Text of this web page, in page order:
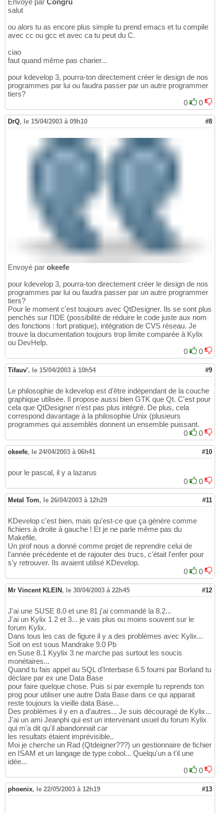
salut
ou alors tu as encore plus simple tu prend emacs et tu compile
avec cc ou gcc et avec ca tu peut du C.
ciao
faut quand même pas charier...
pour kdevelop 3, pourra-ton directement créer le design de nos
programmes par lui ou faudra passer par un autre programmer
tiers?
0
0
DrQ, le 15/04/2003 à 09h10 #8
Envoyé par okeefe
pour kdevelop 3, pourra-ton directement créer le design de nos
programmes par lui ou faudra passer par un autre programmer
tiers?
Pour le moment c'est toujours avec QtDesigner. Ils se sont plus
penchés sur l'IDE (possibilité de réduire le code juste aux nom
des fonctions : fort pratique), intégration de CVS réseau. Je
trouve la documentation toujours trop limite comparée à Kylix
ou DevHelp.
0
0
Tifauv', le 15/04/2003 à 10h54 #9
Le philosophie de kdevelop est d'être indépendant de la couche
graphique utilisée. Il propose aussi bien GTK que Qt. C'est pour
cela que QtDesigner n'est pas plus intégré. De plus, cela
correspond davantage à la philosophie Unix (plusieurs
programmes qui assemblés donnent un ensemble puissant.
0
0
okeefe, le 24/04/2003 à 06h41 #10
pour le pascal, il y a lazarus
0
0
Metal Tom, le 26/04/2003 à 12h29 #11
KDevelop c'est bien, mais qu'est-ce que ça génère comme
fichiers à droite à gauche ! Et je ne parle même pas du
Makefile.
Un prof nous a donné comme projet de reprendre celui de
l'année précédente et de rajouter des trucs, c'était l'enfer pour
s'y retrouver. Ils avaient utilisé KDevelop.
0
0
Mr Vincent KLEIN , le 30/04/2003 à 22h45 #12
J'ai une SUSE 8.0 et une 81 j'ai commandé la 8.2...
J'ai un Kylix 1 2 et 3... je vais plus ou moins souvent sur le
forum Kylix.
Dans tous les cas de figure il y a des problèmes avec Kylix...
Soit on est sous Mandrake 9.0 Pb
en Suse 8.1 Kyylix 3 ne marche pas surtout les soucis
monétaires...
Quand tu fais appel au SQL d'Interbase 6.5 fourni par Borland tu
déclare par ex une Data Base
pour faire quelque chose. Puis si par exemple tu reprends ton
prog pour utiliser une autre Data Base dans ce qui apparait
reste toujours la vieille data Base...
Des problémes il y en a d'autres... Je suis découragé de Kylix...
J'ai un ami Jeanphi qui est un intervenant usuel du forum Kylix
qui m'a dit qu'il abandonnait car
les resultats étaient imprévisible..
Moi je cherche un Rad (Qtdeigner???) un gestionnaire de fichier
en ISAM et un langage de type cobol... Quelqu'un a t'il une
idée...
0
0
phoenix, le 22/05/2003 à 12h19 #13